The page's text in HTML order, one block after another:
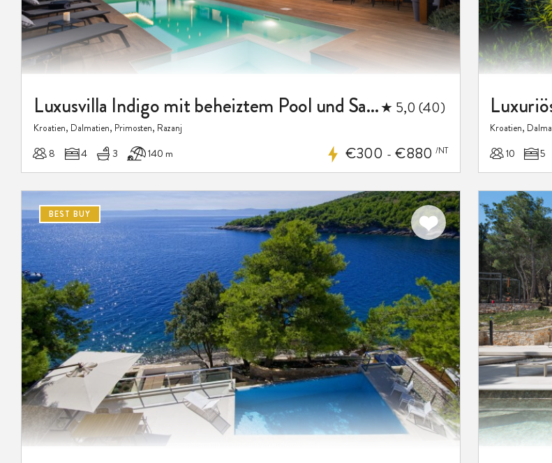
Luxusvilla Indigo mit beheiztem Pool und Sauna★ 5,0 (40)
Kroatien, Dalmatien, Primosten, Razanj
8 4 3 140 m €300 - €880 /NT
Kroatien,
10 5
Zu meinen
Favoriten
hinzufügen
BEST BUY